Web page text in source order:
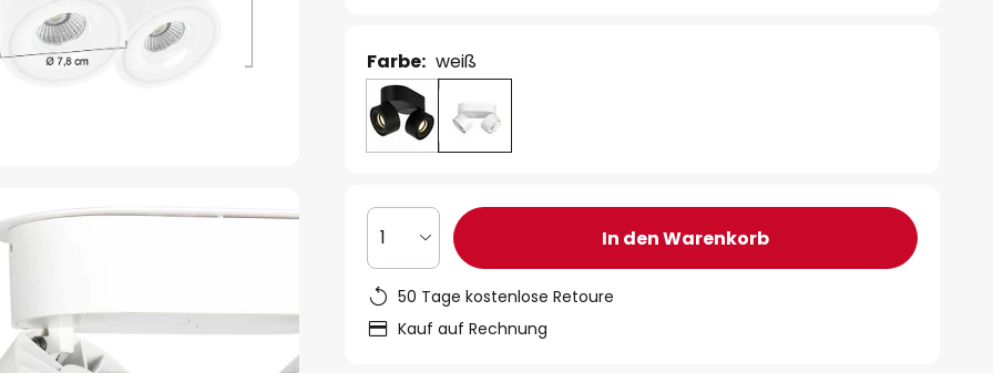
Farbe: weiß
1 In den Warenkorb
50 Tage kostenlose Retoure
Kauf auf Rechnung